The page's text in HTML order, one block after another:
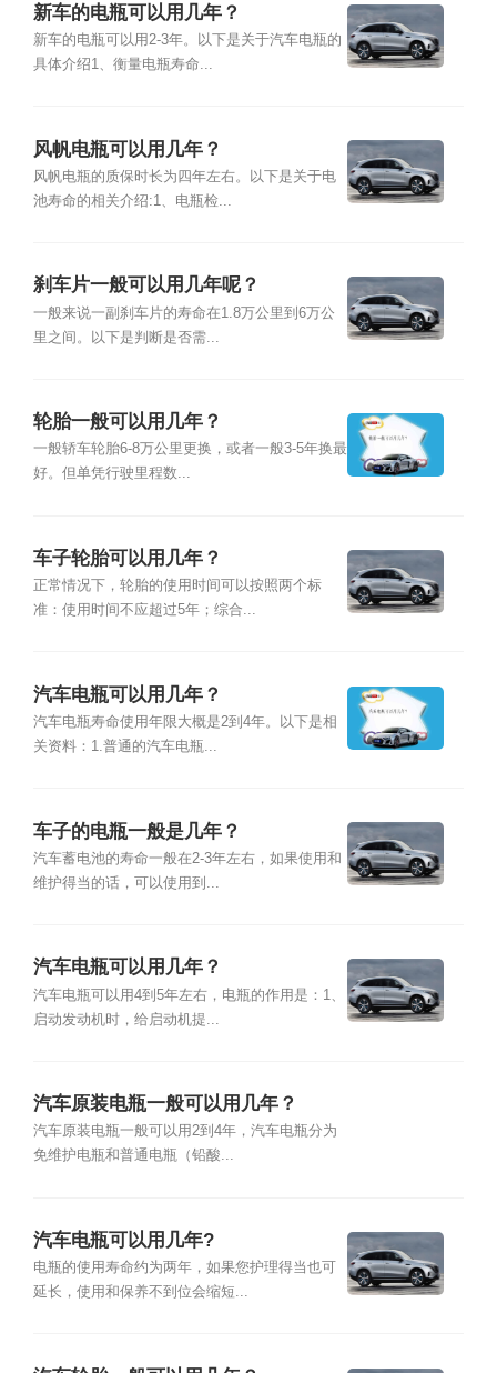
新车的电瓶可以用几年？
新车的电瓶可以用2-3年。以下是关于汽车电瓶的
具体介绍1、衡量电瓶寿命...
风帆电瓶可以用几年？
风帆电瓶的质保时长为四年左右。以下是关于电
池寿命的相关介绍:1、电瓶检...
刹车片一般可以用几年呢？
一般来说一副刹车片的寿命在1.8万公里到6万公
里之间。以下是判断是否需...
轮胎一般可以用几年？
一般轿车轮胎6-8万公里更换，或者一般3-5年换最
好。但单凭行驶里程数...
车子轮胎可以用几年？
正常情况下，轮胎的使用时间可以按照两个标
准：使用时间不应超过5年；综合...
汽车电瓶可以用几年？
汽车电瓶寿命使用年限大概是2到4年。以下是相
关资料：1.普通的汽车电瓶...
车子的电瓶一般是几年？
汽车蓄电池的寿命一般在2-3年左右，如果使用和
维护得当的话，可以使用到...
汽车电瓶可以用几年？
汽车电瓶可以用4到5年左右，电瓶的作用是：1、
启动发动机时，给启动机提...
汽车原装电瓶一般可以用几年？
汽车原装电瓶一般可以用2到4年，汽车电瓶分为
免维护电瓶和普通电瓶（铅酸...
汽车电瓶可以用几年?
电瓶的使用寿命约为两年，如果您护理得当也可
延长，使用和保养不到位会缩短...